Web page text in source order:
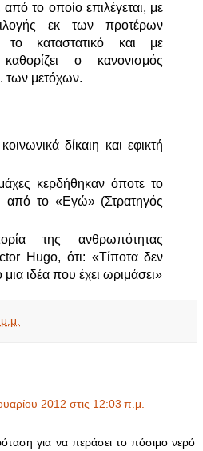
το οποίο επιλέγεται, με
εκ των προτέρων
το καταστατικό και με
ο κανονισμός
των μετόχων.
δίκαιη και εφικτή
κερδήθηκαν όποτε το
από το «Εγώ» (Στρατηγός
της ανθρωπότητας
Hugo, ότι: «Τίποτα δεν
ιδέα που έχει ωριμάσει»
2012 στις 12:03 π.μ.
για να περάσει το πόσιμο νερό